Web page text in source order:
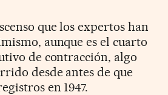
que los expertos han
aunque es el cuarto
de contracción, algo
desde antes de que
en 1947.